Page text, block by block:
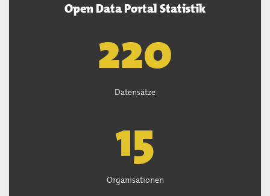
Open Data Portal Statistik
222
Datensätze
15
Organisationen